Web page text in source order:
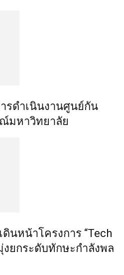
รดำเนินงานศูนย์กัน
มหาวิทยาลัย
นหน้าโครงการ “Tech
งยกระดับทักษะกำลังพล